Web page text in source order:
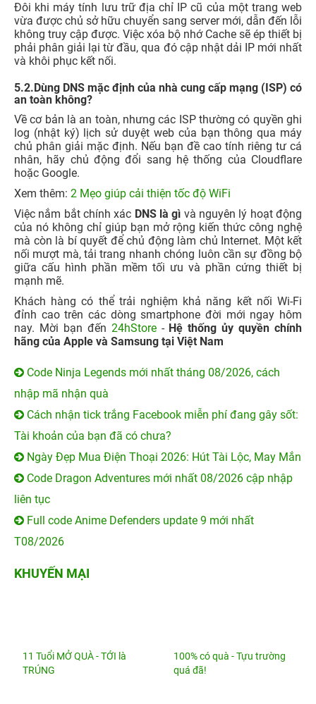
Đôi khi máy tính lưu trữ địa chỉ IP cũ của một trang web
vừa được chủ sở hữu chuyển sang server mới, dẫn đến lỗi
không truy cập được. Việc xóa bộ nhớ Cache sẽ ép thiết bị
phải phân giải lại từ đầu, qua đó cập nhật dải IP mới nhất
và khôi phục kết nối.
5.2.Dùng DNS mặc định của nhà cung cấp mạng (ISP) có
an toàn không?
Về cơ bản là an toàn, nhưng các ISP thường có quyền ghi
log (nhật ký) lịch sử duyệt web của bạn thông qua máy
chủ phân giải mặc định. Nếu bạn đề cao tính riêng tư cá
nhân, hãy chủ động đổi sang hệ thống của Cloudflare
hoặc Google.
Xem thêm: 2 Mẹo giúp cải thiện tốc độ WiFi
Việc nắm bắt chính xác DNS là gì và nguyên lý hoạt động
của nó không chỉ giúp bạn mở rộng kiến thức công nghệ
mà còn là bí quyết để chủ động làm chủ Internet. Một kết
nối mượt mà, tải trang nhanh chóng luôn cần sự đồng bộ
giữa cấu hình phần mềm tối ưu và phần cứng thiết bị
mạnh mẽ.
Khách hàng có thể trải nghiệm khả năng kết nối Wi-Fi
đỉnh cao trên các dòng smartphone đời mới ngay hôm
nay. Mời bạn đến 24hStore- Hệ thống ủy quyền chính
hãng của Apple và Samsung tại Việt Nam
Code Ninja Legends mới nhất tháng 08/2026, cách
nhập mã nhận quà
Cách nhận tick trắng Facebook miễn phí đang gây sốt:
Tài khoản của bạn đã có chưa?
Ngày Đẹp Mua Điện Thoại 2026: Hút Tài Lộc, May Mắn
Code Dragon Adventures mới nhất 08/2026 cập nhập
liên tục
Full code Anime Defenders update 9 mới nhất
T08/2026
KHUYẾN MẠI
11 Tuổi MỞ QUÀ - TỚI là
TRÚNG
100% có quà - Tựu trường
quá đã!